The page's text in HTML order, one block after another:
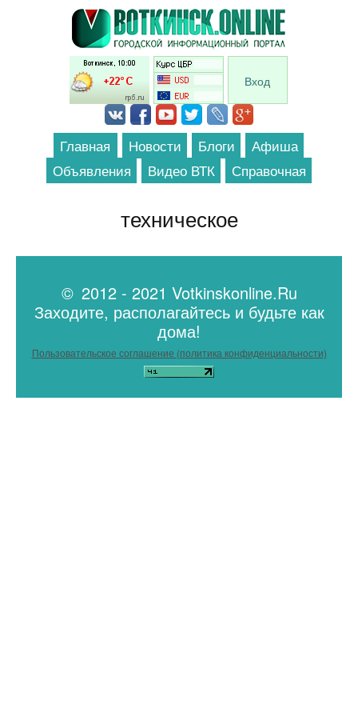
Перейти к основному содержанию
Вход
Главная Новости Блоги
Афиша
Объявления
Видео ВТК Справочная
техническое
© 2012 - 2021 Votkinskonline.Ru
Заходите, располагайтесь и будьте как
дома!
Пользовательское соглашение (политика конфиденциальности)